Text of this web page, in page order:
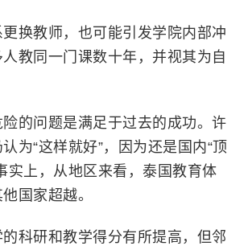
换教师，也可能引发学院内部冲
教同一门课数十年，并视其为自
的问题是满足于过去的成功。许
为“这样就好”，因为还是国内“顶
实上，从地区来看，泰国教育体
国家超越。
科研和教学得分有所提高，但邻